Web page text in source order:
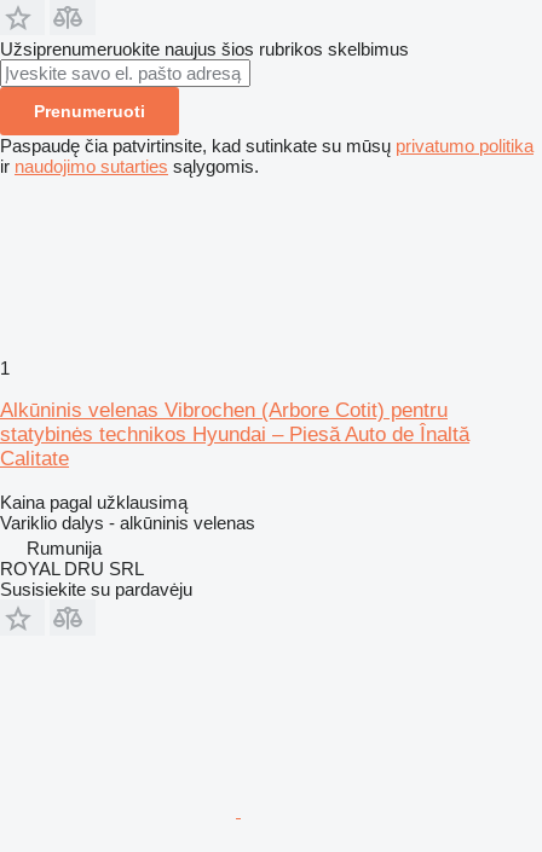
Užsiprenumeruokite naujus šios rubrikos skelbimus
Prenumeruoti
Paspaudę čia patvirtinsite, kad sutinkate su mūsų privatumo politika
ir naudojimo sutarties sąlygomis.
1
Alkūninis velenas Vibrochen (Arbore Cotit) pentru
statybinės technikos Hyundai – Piesă Auto de Înaltă
Calitate
Kaina pagal užklausimą
Variklio dalys - alkūninis velenas
Rumunija
ROYAL DRU SRL
Susisiekite su pardavėju